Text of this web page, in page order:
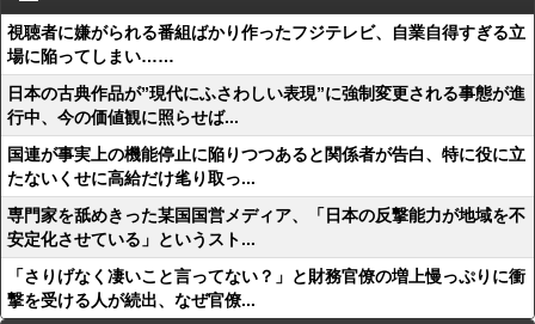
視聴者に嫌がられる番組ばかり作ったフジテレビ、自業自得すぎる立
場に陥ってしまい……
日本の古典作品が”現代にふさわしい表現”に強制変更される事態が進
行中、今の価値観に照らせば...
国連が事実上の機能停止に陥りつつあると関係者が告白、特に役に立
たないくせに高給だけ毟り取っ...
専門家を舐めきった某国国営メディア、「日本の反撃能力が地域を不
安定化させている」というスト...
「さりげなく凄いこと言ってない？」と財務官僚の増上慢っぷりに衝
撃を受ける人が続出、なぜ官僚...